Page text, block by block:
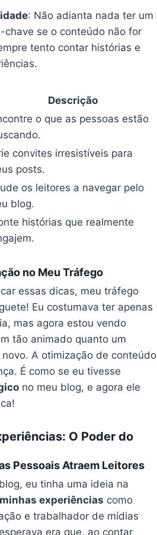
: Não adianta nada ter um
chave se o conteúdo não for
tento contar histórias e
Descrição
o que as pessoas estão
convites irresistíveis para
posts.
os leitores a navegar pelo
blog.
histórias que realmente
no Meu Tráfego
essas dicas, meu tráfego
Eu costumava ter apenas
mas agora estou vendo
tão animado quanto um
A otimização de conteúdo
É como se eu tivesse
no meu blog, e agora ele
O Poder do
Pessoais Atraem Leitores
eu tinha uma ideia na
experiências como
e trabalhador de mídias
era que, ao contar